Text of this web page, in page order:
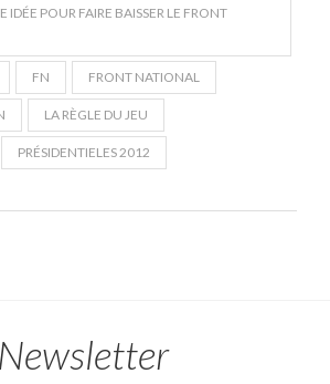
IDÉE POUR FAIRE BAISSER LE FRONT
FN FRONT NATIONAL
LA RÈGLE DU JEU
PRÉSIDENTIELES 2012
Newsletter